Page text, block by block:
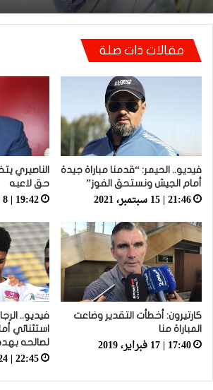
قاضي التحقيق.. دابا حتى شي واحد
تعادل جديد أمام الدفاع الحسني
مقالات ذات صلة
فيديو.. الحيمر: “قدمنا مباراة جيدة
أمام الجيش ونستحق الفوز”
21:46 | 15 سبتمبر، 2021
الناصيري
حق لاعبه
19:42 | 8 نوفمبر، 2020
كارتيرون: أخطأت التقدير وضاعت
المباراة منا
17:40 | 17 فبراير، 2019
فيديو..
استثنائي
لصالحه
22:45 | 24 سبتمبر، 2021